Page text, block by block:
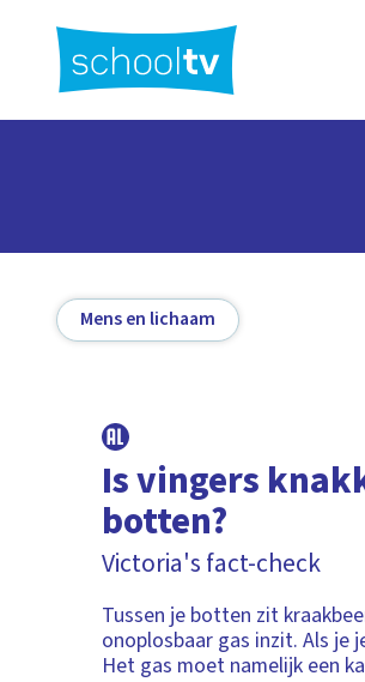
hoofdinhoud
Mens en lichaam
Is vingers
botten?
Victoria's fact-check
Tussen je botten zit
onoplosbaar gas inzit. Als je
Het gas moet namelijk een